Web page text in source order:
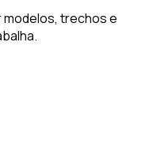
modelos, trechos e